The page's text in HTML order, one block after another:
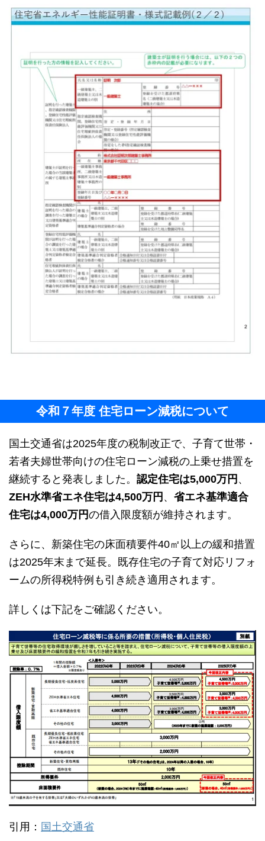
令和７年度 住宅ローン減税について
国土交通省は2025年度の税制改正で、子育て世帯・
若者夫婦世帯向けの住宅ローン減税の上乗せ措置を
継続すると発表しました。 認定住宅は5,000万円 、
ZEH水準省エネ住宅は4,500万円 、 省エネ基準適合
住宅は4,000万円の借入限度額が維持されます。
さらに、新築住宅の床面積要件40㎡以上の緩和措置
は2025年末まで延長。既存住宅の子育て対応リフォ
ームの所得税特例も引き続き適用されます。
詳しくは下記をご確認ください。
引用： 国土交通省